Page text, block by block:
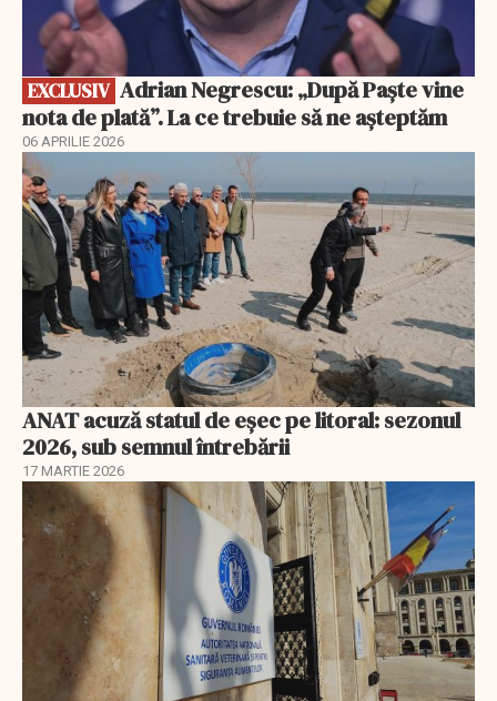
EXCLUSIV
nota de plată”. La ce trebuie să ne așteptăm
06 APRILIE 2026
ANAT acuză statul de eșec pe litoral: sezonul
2026, sub semnul întrebării
17 MARTIE 2026